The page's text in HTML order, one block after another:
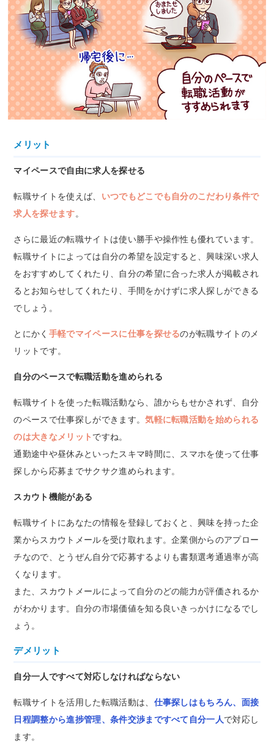
メリット
マイペースで自由に求人を探せる
転職サイトを使えば、 いつでもどこでも自分のこだわり条件で
求人を探せます。
さらに最近の転職サイトは使い勝手や操作性も優れています。
転職サイトによっては自分の希望を設定すると、興味深い求人
をおすすめしてくれたり、自分の希望に合った求人が掲載され
るとお知らせしてくれたり、手間をかけずに求人探しができる
でしょう。
とにかく 手軽でマイペースに仕事を探せるのが転職サイトのメ
リットです。
自分のペースで転職活動を進められる
転職サイトを使った転職活動なら、誰からもせかされず、自分
のペースで仕事探しができます。気軽に転職活動を始められる
のは大きなメリット ですね。
通勤途中や昼休みといったスキマ時間に、スマホを使って仕事
探しから応募までサクサク進められます。
スカウト機能がある
転職サイトにあなたの情報を登録しておくと、興味を持った企
業からスカウトメールを受け取れます。企業側からのアプロー
チなので、とうぜん自分で応募するよりも書類選考通過率が高
くなります。
また、スカウトメールによって自分のどの能力が評価されるか
がわかります。自分の市場価値を知る良いきっかけになるでし
ょう。
デメリット
自分一人ですべて対応しなければならない
転職サイトを活用した転職活動は、 仕事探しはもちろん、面接
日程調整から進捗管理、条件交渉まですべて自分一人で対応し
ます。